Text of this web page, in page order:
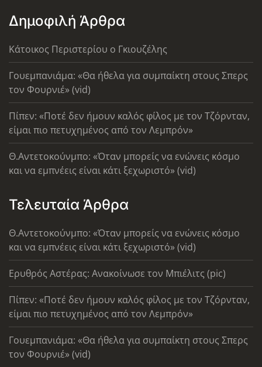
Δημοφιλή Άρθρα
Κάτοικος Περιστερίου ο Γκιουζέλης
Γουεμπανιάμα: «Θα ήθελα για συμπαίκτη στους Σπερς
τον Φουρνιέ» (vid)
Πίπεν: «Ποτέ δεν ήμουν καλός φίλος με τον Τζόρνταν,
είμαι πιο πετυχημένος από τον Λεμπρόν»
Θ.Αντετοκούνμπο: «Όταν μπορείς να ενώνεις κόσμο
και να εμπνέεις είναι κάτι ξεχωριστό» (vid)
Τελευταία Άρθρα
Θ.Αντετοκούνμπο: «Όταν μπορείς να ενώνεις κόσμο
και να εμπνέεις είναι κάτι ξεχωριστό» (vid)
Ερυθρός Αστέρας: Ανακοίνωσε τον Μπιέλιτς (pic)
Πίπεν: «Ποτέ δεν ήμουν καλός φίλος με τον Τζόρνταν,
είμαι πιο πετυχημένος από τον Λεμπρόν»
Γουεμπανιάμα: «Θα ήθελα για συμπαίκτη στους Σπερς
τον Φουρνιέ» (vid)